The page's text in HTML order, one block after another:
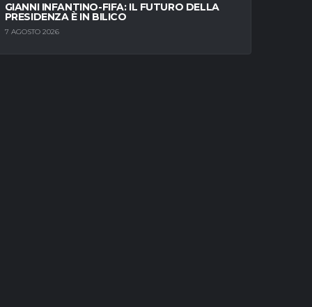
GIANNI INFANTINO-FIFA: IL FUTURO DELLA
PRESIDENZA È IN BILICO
7 AGOSTO 2026